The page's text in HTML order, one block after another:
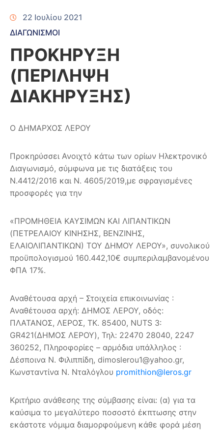
22 Ιουλίου 2021
ΔΙΑΓΩΝΙΣΜΟΙ
ΠΡΟΚΗΡΥΞΗ
(ΠΕΡΙΛΗΨΗ
ΔΙΑΚΗΡΥΞΗΣ)
Ο ΔΗΜΑΡΧΟΣ ΛΕΡΟΥ
Προκηρύσσει Ανοιχτό κάτω των ορίων Ηλεκτρονικό
Διαγωνισμό, σύμφωνα με τις διατάξεις του
Ν.4412/2016 και Ν. 4605/2019,με σφραγισμένες
προσφορές για την
«ΠΡΟΜΗΘΕΙΑ ΚΑΥΣΙΜΩΝ ΚΑΙ ΛΙΠΑΝΤΙΚΩΝ
(ΠΕΤΡΕΛΑΙΟΥ ΚΙΝΗΣΗΣ, ΒΕΝΖΙΝΗΣ,
ΕΛΑΙΟΛΙΠΑΝΤΙΚΩΝ) ΤΟΥ ΔΗΜΟΥ ΛΕΡΟΥ», συνολικού
προϋπολογισμού 160.442,10€ συμπεριλαμβανομένου
ΦΠΑ 17%.
Αναθέτουσα αρχή – Στοιχεία επικοινωνίας :
Αναθέτουσα αρχή: ΔΗΜΟΣ ΛΕΡΟΥ, οδός:
ΠΛΑΤΑΝΟΣ, ΛΕΡΟΣ, ΤΚ. 85400, NUTS 3:
GR421(ΔΗΜΟΣ ΛΕΡΟΥ), Τηλ: 22470 28040, 2247
360252, Πληροφορίες – αρμόδια υπάλληλος :
Δέσποινα Ν. Φιλιππίδη, dimoslerou1@yahoo.gr,
Κωνσταντίνα Ν. Νταλόγλου promithion@leros.gr
Κριτήριο ανάθεσης της σύμβασης είναι: (α) για τα
καύσιμα το μεγαλύτερο ποσοστό έκπτωσης στην
εκάστοτε νόμιμα διαμορφούμενη κάθε φορά μέση